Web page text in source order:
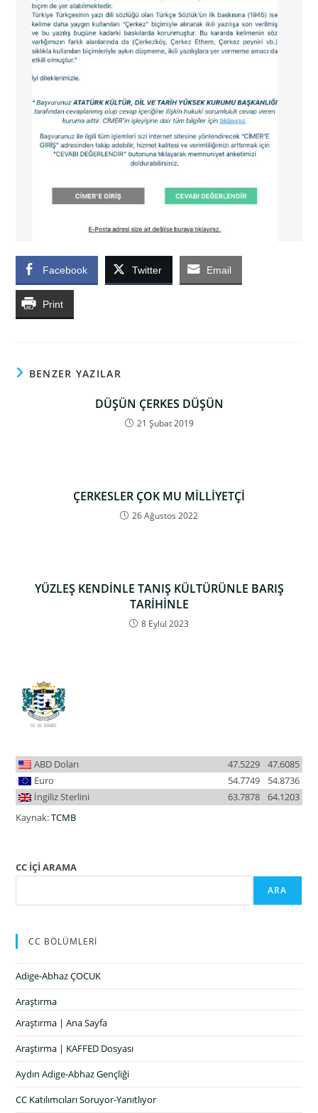
Facebook Twitter Email
Print
BENZER YAZILAR
DÜŞÜN ÇERKES DÜŞÜN
21 Şubat 2019
ÇERKESLER ÇOK MU MİLLİYETÇİ
26 Ağustos 2022
YÜZLEŞ KENDİNLE TANIŞ KÜLTÜRÜNLE BARIŞ
TARİHİNLE
8 Eylül 2023
ABD Doları 47.6085
47.5229
Euro
54.8736
54.7749
İngiliz Sterlini
64.1203
63.7878
Kaynak:TCMB
CC İÇİ ARAMA
ARA
CC BÖLÜMLERİ
Adige-Abhaz ÇOCUK
Araştırma
Araştırma | Ana Sayfa
Araştırma | KAFFED Dosyası
Aydın Adige-Abhaz Gençliği
CC Katılımcıları Soruyor-Yanıtlıyor